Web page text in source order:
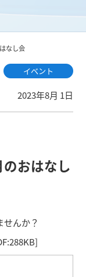
なし会
イベント
2023年8月 1日
おはなし
んか？